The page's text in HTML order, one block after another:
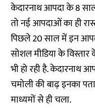
केदारनाथ आपदा के 8
तो नई आपदाओं का ही
पिछले 20 साल में इन
सोशल मीडिया के
भी हो रही है. केदारनाथ
चमोली की बाढ़ इनका
माध्यमों से ही चला.